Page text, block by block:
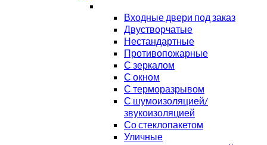
Входные двери под заказ
Двустворчатые
Нестандартные
Противопожарные
С зеркалом
С окном
С терморазрывом
С шумоизоляцией/
звукоизоляцией
Со стеклопакетом
Уличные